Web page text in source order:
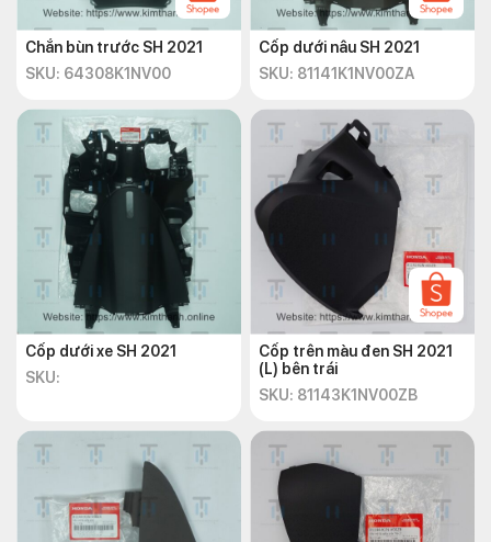
Chắn bùn trước SH 2021
SKU: 64308K1NV00
Cốp dưới nâu SH 2021
SKU: 81141K1NV00ZA
Cốp dưới xe SH 2021
SKU:
Cốp trên màu đen SH 2021
(L) bên trái
SKU: 81143K1NV00ZB